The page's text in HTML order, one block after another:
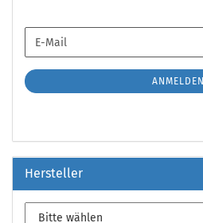
ZUR
ANMELDUNG
E-
Mail
ANMELDEN
Hersteller